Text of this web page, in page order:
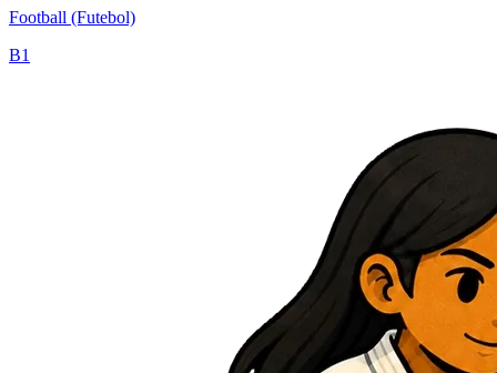
Football (Futebol)
B1